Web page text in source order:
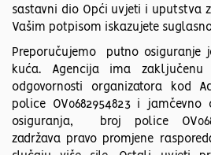
sastavni dio Opći uvjeti i uputstva
Vašim potpisom iskazujete
Preporučujemo putno osiguranje
kuća. Agencija ima zaključenu
odgovornosti organizatora kod
police OV0682954823 i
osiguranja, broj police
zadržava pravo promjene